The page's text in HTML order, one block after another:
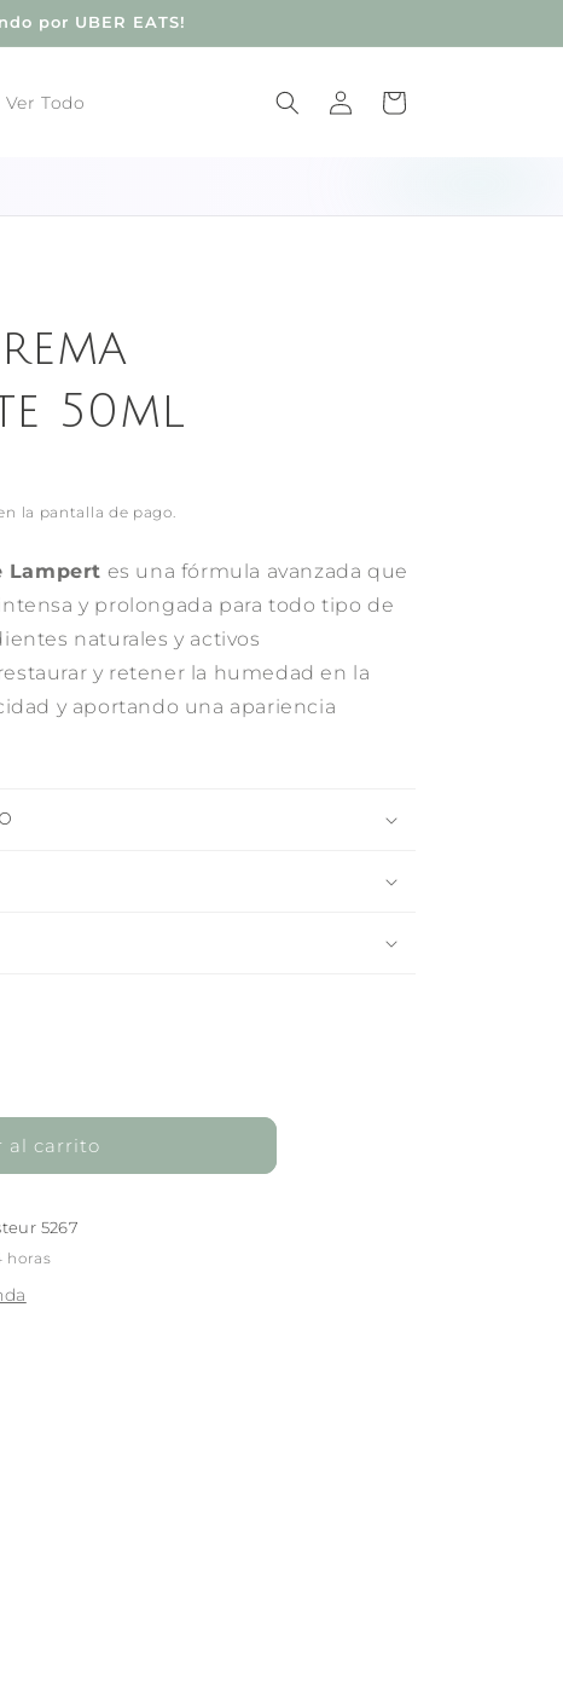
por UBER EATS!
Ver Todo
sesión
Carrito
50ml
la pantalla de pago.
Lampert es una fórmula avanzada que
y prolongada para todo tipo de
naturales y activos
y retener la humedad en la
y aportando una apariencia
al carrito
5267
horas